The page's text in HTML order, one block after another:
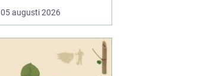
sig för när de vill höja
trivsel och effektivitet på
arbetsdagen, och många
05 augusti 2026